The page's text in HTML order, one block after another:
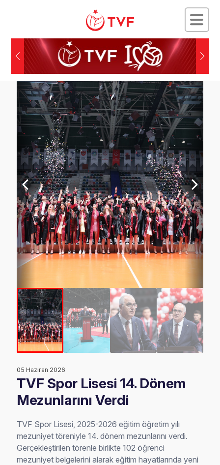
05 Haziran 2026
TVF Spor Lisesi 14. Dönem
Mezunlarını Verdi
TVF Spor Lisesi, 2025-2026 eğitim öğretim yılı
mezuniyet töreniyle 14. dönem mezunlarını verdi.
Gerçekleştirilen törenle birlikte 102 öğrenci
mezuniyet belgelerini alarak eğitim hayatlarında yeni